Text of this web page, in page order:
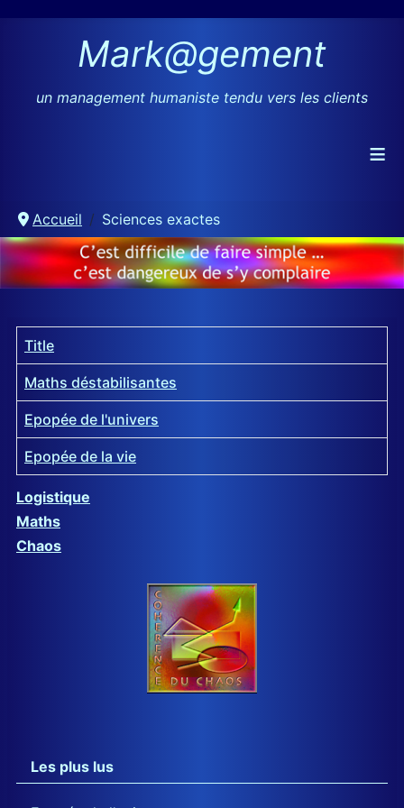
Mark@gement
un management humaniste tendu vers les clients
≡
Accueil Sciences exactes
Les plus lus
Title
Maths déstabilisantes
Epopée de l'univers
Epopée de la vie
Logistique
Maths
Chaos